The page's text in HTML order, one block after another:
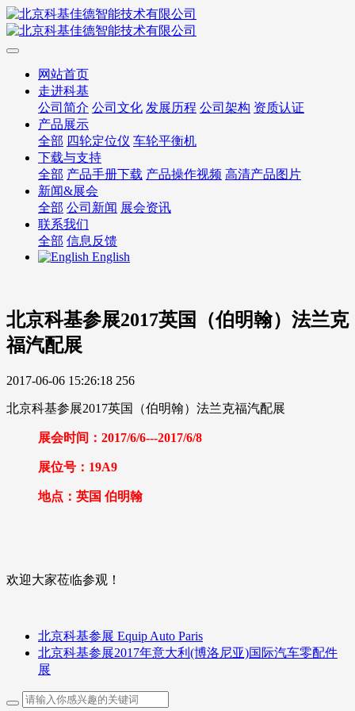
网站首页
走进科基
公司简介 公司文化 发展历程 公司架构 资质认证
产品展示
全部 四轮定位仪 车轮平衡机
下载与支持
全部 产品手册下载 产品操作视频 高清产品图片
新闻&展会
全部 公司新闻 展会资讯
联系我们
全部 信息反馈
English
北京科基参展2017英国（伯明翰）法兰克
福汽配展
2017-06-06 15:26:18 256
北京科基参展2017英国（伯明翰）法兰克福汽配展
展会时间：2017/6/6---2017/6/8
展位号：19A9
地点：英国 伯明翰
欢迎大家莅临参观！
北京科基参展 Equip Auto Paris
北京科基参展2017年意大利(博洛尼亚)国际汽车零配件
展